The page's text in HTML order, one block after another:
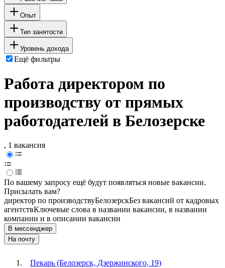
Опыт
Тип занятости
Уровень дохода
Ещё фильтры
Работа директором по
производству от прямых
работодателей в Белозерске
, 1 вакансия
По вашему запросу ещё будут появляться новые вакансии.
Присылать вам?
директор по производствуБелозерскБез вакансий от кадровых
агентствКлючевые слова в названии вакансии, в названии
компании и в описании вакансии
В мессенджер
На почту
Пекарь (Белозерск, Дзержинского, 19)